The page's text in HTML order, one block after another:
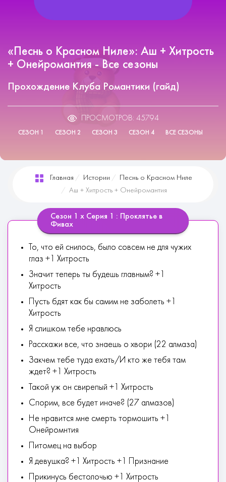
«Песнь о Красном Ниле»: Аш + Хитрость
+ Онейромантия - Все сезоны
Прохождение Клуба Романтики (гайд)
ПРОСМОТРОВ: 45794
СЕЗОН 1 СЕЗОН 2 СЕЗОН 3 СЕЗОН 4 ВСЕ СЕЗОНЫ
Главная Истории
Песнь о Красном Ниле
Аш + Хитрость + Онейромантия
Сезон 1 х Серия 1 : Проклятье в
Фивах
То, что ей снилось, было совсем не для чужих
глаз +1 Хитрость
Значит теперь ты будешь главным? +1
Хитрость
Пусть бдят как бы самим не заболеть +1
Хитрость
Я слишком тебе нравлюсь
Расскажи все, что знаешь о хвори (22 алмаза)
Закчем тебе туда ехать/И кто же тебя там
ждет? +1 Хитрость
Такой уж он свирепый +1 Хитрость
Спорим, все будет иначе? (27 алмазов)
Не нравится мне смерть тормошить +1
Онейромнтия
Питомец на выбор
Я девушка? +1 Хитрость +1 Признание
Прикинусь бестолочью +1 Хитрость